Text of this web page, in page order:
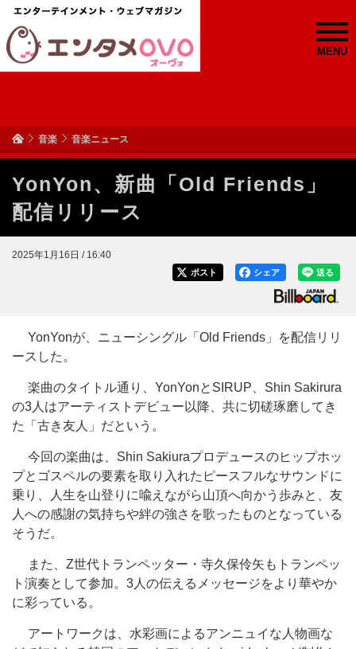
MENU
音楽 音楽ニュース
YonYon、新曲「Old Friends」
配信リリース
2025年1月16日 / 16:40
送る
シェア
ポスト
YonYonが、ニューシングル「Old Friends」を配信リリ
ースした。
楽曲のタイトル通り、YonYonとSIRUP、Shin Sakirura
の3人はアーティストデビュー以降、共に切磋琢磨してき
た「古き友人」だという。
今回の楽曲は、Shin Sakiuraプロデュースのヒップホッ
プとゴスペルの要素を取り入れたピースフルなサウンドに
乗り、人生を山登りに喩えながら山頂へ向かう歩みと、友
人への感謝の気持ちや絆の強さを歌ったものとなっている
そうだ。
また、Z世代トランペッター・寺久保伶矢もトランペッ
ト演奏として参加。3人の伝えるメッセージをより華やか
に彩っている。
アートワークは、水彩画によるアンニュイな人物画な